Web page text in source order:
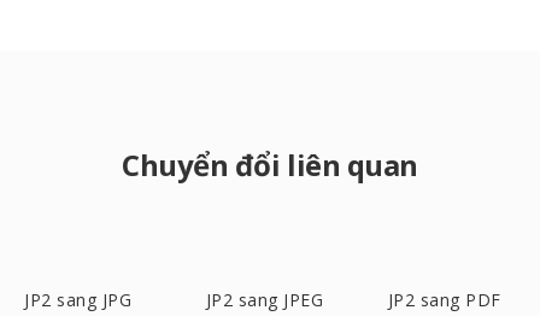
Chuyển đổi liên quan
JP2 sang JPG JP2 sang JPEG JP2 sang PDF